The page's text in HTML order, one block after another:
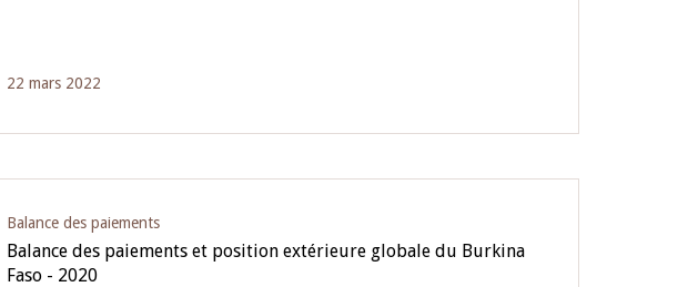
22 mars 2022
Balance des paiements
Balance des paiements et position extérieure globale du Burkina
Faso - 2020